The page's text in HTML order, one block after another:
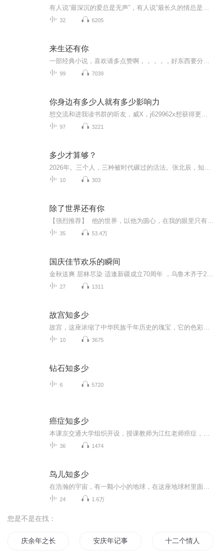
32 6205
来生还有你
99 7039
你身边有多少人就有多少影响力
97 3221
多少才算够？
10 303
除了世界还有你
35 53.4万
国庆佳节欢乐的瞬间
27 1311
故宫知多少
10 3675
钻石知多少
6 5720
癌症知多少
36 1474
鸟儿知多少
24 1.6万
您是不是在找：
庆余年之长歌行 安庆年记事 十二个情人节